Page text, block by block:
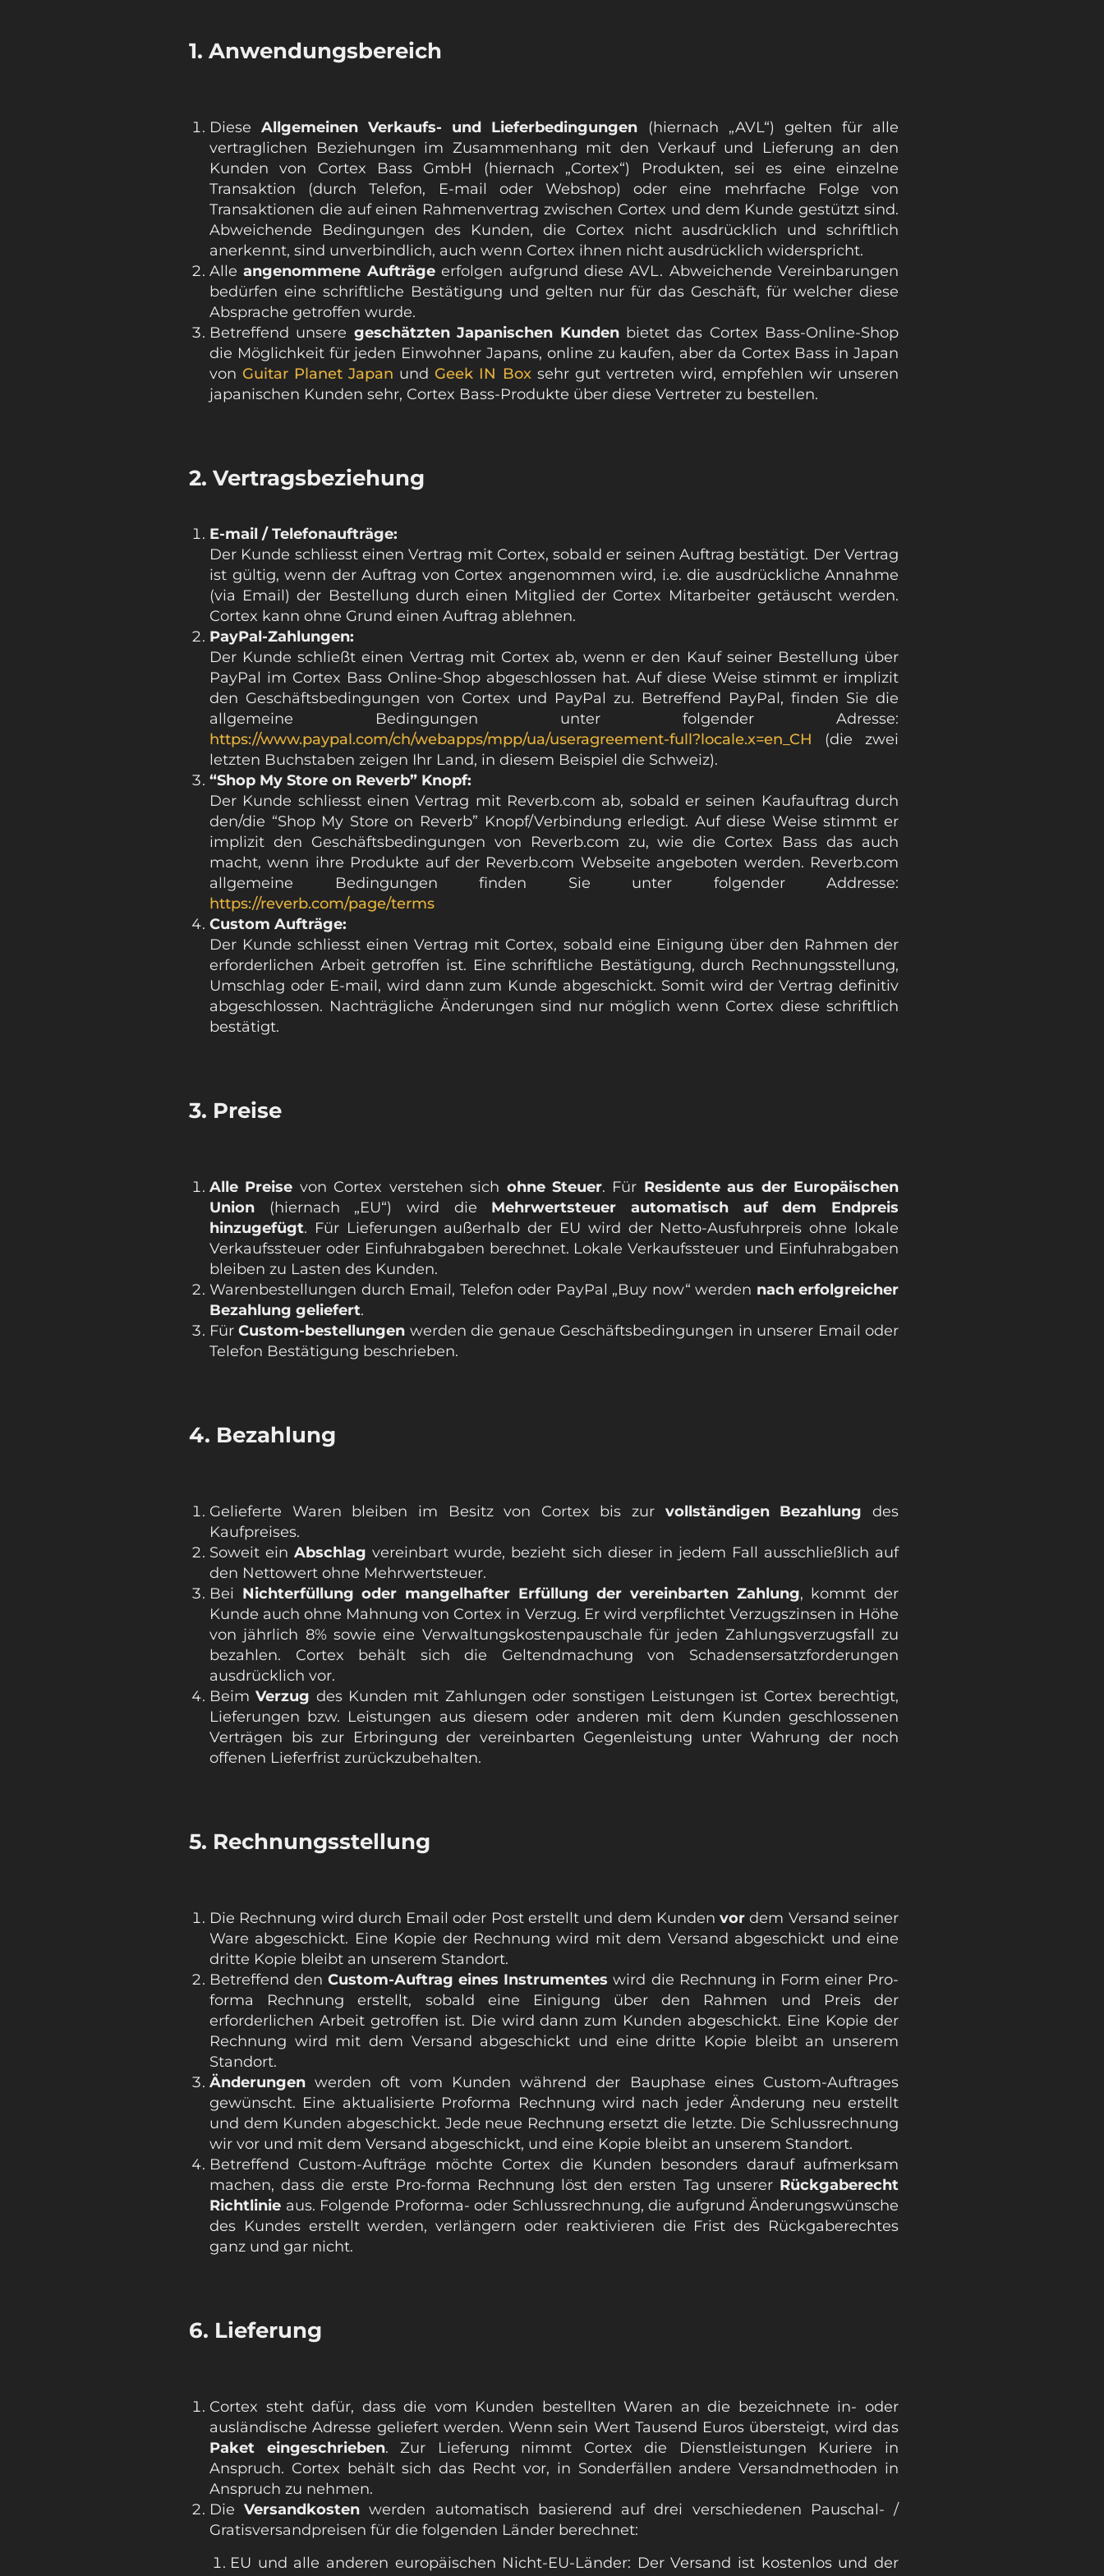
1. Anwendungsbereich
DieseAllgemeinen Verkaufs- und Lieferbedingungen (hiernach „AVL“) gelten für alle
vertraglichen Beziehungen im Zusammenhang mit den Verkauf und Lieferung an den
Kunden von Cortex Bass GmbH (hiernach „Cortex“) Produkten, sei es eine einzelne
Transaktion (durch Telefon, E-mail oder Webshop) oder eine mehrfache Folge von
Transaktionen die auf einen Rahmenvertrag zwischen Cortex und dem Kunde gestützt sind.
Abweichende Bedingungen des Kunden, die Cortex nicht ausdrücklich und schriftlich
anerkennt, sind unverbindlich, auch wenn Cortex ihnen nicht ausdrücklich widerspricht.
Alleangenommene Aufträgeerfolgen aufgrund diese AVL. Abweichende Vereinbarungen
bedürfen eine schriftliche Bestätigung und gelten nur für das Geschäft, für welcher diese
Absprache getroffen wurde.
Betreffend unsere geschätzten Japanischen Kundenbietet das Cortex Bass-Online-Shop
die Möglichkeit für jeden Einwohner Japans, online zu kaufen, aber da Cortex Bass in Japan
von Guitar Planet Japan und Geek IN Boxsehr gut vertreten wird, empfehlen wir unseren
japanischen Kunden sehr, Cortex Bass-Produkte über diese Vertreter zu bestellen.
2. Vertragsbeziehung
E-mail / Telefonaufträge:
Der Kunde schliesst einen Vertrag mit Cortex, sobald er seinen Auftrag bestätigt. Der Vertrag
ist gültig, wenn der Auftrag von Cortex angenommen wird, i.e. die ausdrückliche Annahme
(via Email) der Bestellung durch einen Mitglied der Cortex Mitarbeiter getäuscht werden.
Cortex kann ohne Grund einen Auftrag ablehnen.
PayPal-Zahlungen:
Der Kunde schließt einen Vertrag mit Cortex ab, wenn er den Kauf seiner Bestellung über
PayPal im Cortex Bass Online-Shop abgeschlossen hat. Auf diese Weise stimmt er implizit
den Geschäftsbedingungen von Cortex und PayPal zu. Betreffend PayPal, finden Sie die
allgemeine Bedingungen unter folgender Adresse:
https://www.paypal.com/ch/webapps/mpp/ua/useragreement-full?locale.x=en_CH (die zwei
letzten Buchstaben zeigen Ihr Land, in diesem Beispiel die Schweiz).
“Shop My Store on Reverb” Knopf:
Der Kunde schliesst einen Vertrag mit Reverb.com ab, sobald er seinen Kaufauftrag durch
den/die “Shop My Store on Reverb” Knopf/Verbindung erledigt. Auf diese Weise stimmt er
implizit den Geschäftsbedingungen von Reverb.com zu, wie die Cortex Bass das auch
macht, wenn ihre Produkte auf der Reverb.com Webseite angeboten werden. Reverb.com
allgemeine Bedingungen finden Sie unter folgender Addresse:
https://reverb.com/page/terms
Custom Aufträge:
Der Kunde schliesst einen Vertrag mit Cortex, sobald eine Einigung über den Rahmen der
erforderlichen Arbeit getroffen ist. Eine schriftliche Bestätigung, durch Rechnungsstellung,
Umschlag oder E-mail, wird dann zum Kunde abgeschickt. Somit wird der Vertrag definitiv
abgeschlossen. Nachträgliche Änderungen sind nur möglich wenn Cortex diese schriftlich
bestätigt.
3. Preise
Alle Preise von Cortex verstehen sich ohne Steuer. Für Residente aus der Europäischen
Union (hiernach „EU“) wird die Mehrwertsteuer automatisch auf dem Endpreis
hinzugefügt. Für Lieferungen außerhalb der EU wird der Netto-Ausfuhrpreis ohne lokale
Verkaufssteuer oder Einfuhrabgaben berechnet. Lokale Verkaufssteuer und Einfuhrabgaben
bleiben zu Lasten des Kunden.
Warenbestellungen durch Email, Telefon oder PayPal „Buy now“ werden nach erfolgreicher
Bezahlung geliefert.
FürCustom-bestellungen werden die genaue Geschäftsbedingungen in unserer Email oder
Telefon Bestätigung beschrieben.
4. Bezahlung
Gelieferte Waren bleiben im Besitz von Cortex bis zur vollständigen Bezahlung des
Kaufpreises.
Soweit einAbschlag vereinbart wurde, bezieht sich dieser in jedem Fall ausschließlich auf
den Nettowert ohne Mehrwertsteuer.
Bei Nichterfüllung oder mangelhafter Erfüllung der vereinbarten Zahlung, kommt der
Kunde auch ohne Mahnung von Cortex in Verzug. Er wird verpflichtet Verzugszinsen in Höhe
von jährlich 8% sowie eine Verwaltungskostenpauschale für jeden Zahlungsverzugsfall zu
bezahlen. Cortex behält sich die Geltendmachung von Schadensersatzforderungen
ausdrücklich vor.
BeimVerzug des Kunden mit Zahlungen oder sonstigen Leistungen ist Cortex berechtigt,
Lieferungen bzw. Leistungen aus diesem oder anderen mit dem Kunden geschlossenen
Verträgen bis zur Erbringung der vereinbarten Gegenleistung unter Wahrung der noch
offenen Lieferfrist zurückzubehalten.
5. Rechnungsstellung
Die Rechnung wird durch Email oder Post erstellt und dem Kundenvor dem Versand seiner
Ware abgeschickt. Eine Kopie der Rechnung wird mit dem Versand abgeschickt und eine
dritte Kopie bleibt an unserem Standort.
Betreffend denCustom-Auftrag eines Instrumentes wird die Rechnung in Form einer Pro-
forma Rechnung erstellt, sobald eine Einigung über den Rahmen und Preis der
erforderlichen Arbeit getroffen ist. Die wird dann zum Kunden abgeschickt. Eine Kopie der
Rechnung wird mit dem Versand abgeschickt und eine dritte Kopie bleibt an unserem
Standort.
Änderungen werden oft vom Kunden während der Bauphase eines Custom-Auftrages
gewünscht. Eine aktualisierte Proforma Rechnung wird nach jeder Änderung neu erstellt
und dem Kunden abgeschickt. Jede neue Rechnung ersetzt die letzte. Die Schlussrechnung
wir vor und mit dem Versand abgeschickt, und eine Kopie bleibt an unserem Standort.
Betreffend Custom-Aufträge möchte Cortex die Kunden besonders darauf aufmerksam
machen, dass die erste Pro-forma Rechnung löst den ersten Tag unserer Rückgaberecht
Richtlinie aus. Folgende Proforma- oder Schlussrechnung, die aufgrund Änderungswünsche
des Kundes erstellt werden, verlängern oder reaktivieren die Frist des Rückgaberechtes
ganz und gar nicht.
6. Lieferung
Cortex steht dafür, dass die vom Kunden bestellten Waren an die bezeichnete in- oder
ausländische Adresse geliefert werden. Wenn sein Wert Tausend Euros übersteigt, wird das
Paket eingeschrieben. Zur Lieferung nimmt Cortex die Dienstleistungen Kuriere in
Anspruch. Cortex behält sich das Recht vor, in Sonderfällen andere Versandmethoden in
Anspruch zu nehmen.
DieVersandkosten werden automatisch basierend auf drei verschiedenen Pauschal- /
Gratisversandpreisen für die folgenden Länder berechnet:
EU und alle anderen europäischen Nicht-EU-Länder: Der Versand ist kostenlos und der